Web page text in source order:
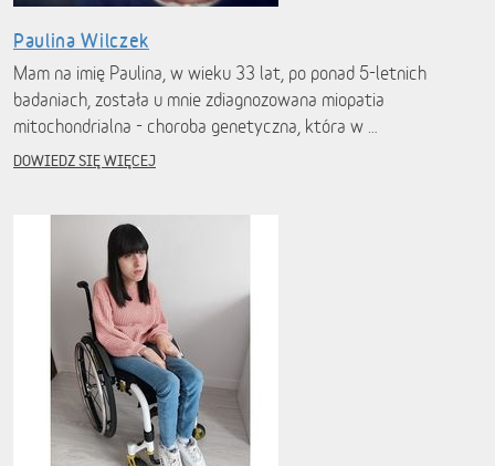
Paulina Wilczek
Mam na imię Paulina, w wieku 33 lat, po ponad 5-letnich
badaniach, została u mnie zdiagnozowana miopatia
mitochondrialna - choroba genetyczna, która w …
DOWIEDZ SIĘ WIĘCEJ